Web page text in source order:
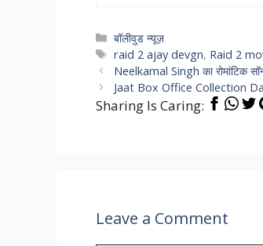
Categories
बॉलीवुड न्यूज़
Tags
raid 2 ajay devgn, Raid 2
Neelkamal Singh का रोमांटिक
Jaat Box Office Collection
Sharing Is Caring:
Leave a Comment